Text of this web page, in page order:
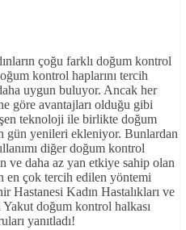
çoğu farklı doğum kontrol
kontrol haplarını tercih
uygun buluyor. Ancak her
göre avantajları olduğu gibi
teknoloji ile birlikte doğum
gün yenileri ekleniyor. Bunlardan
diğer doğum kontrol
ve daha az yan etkiye sahip olan
en çok tercih edilen yöntemi
Hastanesi Kadın Hastalıkları ve
doğum kontrol halkası
yanıtladı!